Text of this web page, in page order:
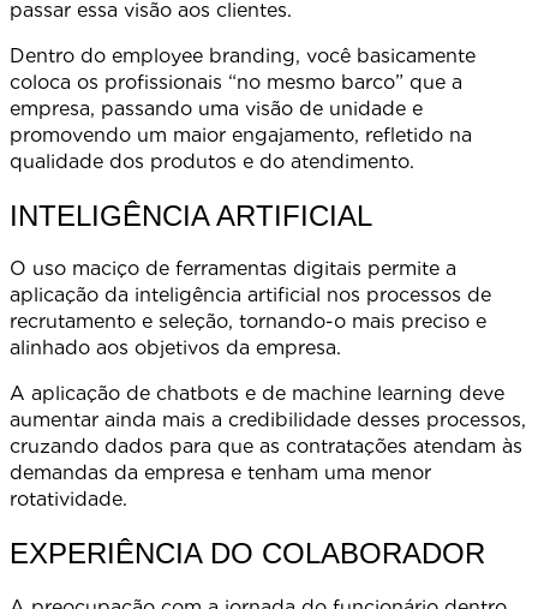
passar essa visão aos clientes.
Dentro do employee branding, você basicamente
coloca os profissionais “no mesmo barco” que a
empresa, passando uma visão de unidade e
promovendo um maior engajamento, refletido na
qualidade dos produtos e do atendimento.
INTELIGÊNCIA ARTIFICIAL
O uso maciço de ferramentas digitais permite a
aplicação da inteligência artificial nos processos de
recrutamento e seleção, tornando-o mais preciso e
alinhado aos objetivos da empresa.
A aplicação de chatbots e de machine learning deve
aumentar ainda mais a credibilidade desses processos,
cruzando dados para que as contratações atendam às
demandas da empresa e tenham uma menor
rotatividade.
EXPERIÊNCIA DO COLABORADOR